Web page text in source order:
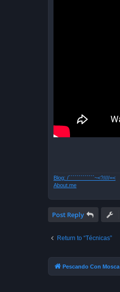
Blog: /`````````````~<?////=<
About.me
Post Reply
Return to “Técnicas”
Pescando Con Mosca